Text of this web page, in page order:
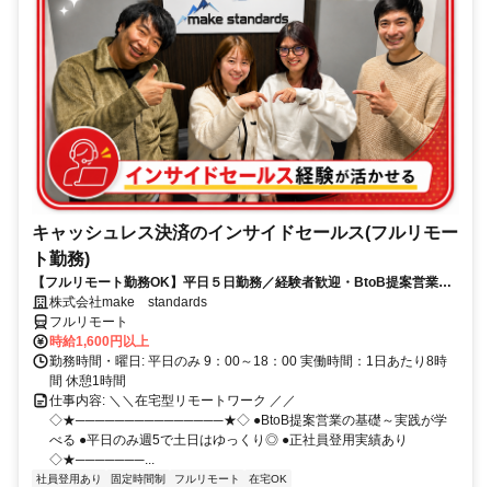
キャッシュレス決済のインサイドセールス(フルリモー
ト勤務)
【フルリモート勤務OK】平日５日勤務／経験者歓迎・BtoB提案営業で
スキルアップ
株式会社make standards
フルリモート
時給1,600円以上
勤務時間・曜日: 平日のみ 9：00～18：00 実働時間：1日あたり8時
間 休憩1時間
仕事内容: ＼＼在宅型リモートワーク ／／
◇★───────────────★◇ ●BtoB提案営業の基礎～実践が学
べる ●平日のみ週5で土日はゆっくり◎ ●正社員登用実績あり
◇★───────...
社員登用あり 固定時間制 フルリモート 在宅OK